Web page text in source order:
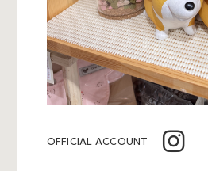
OFFICIAL ACCOUNT